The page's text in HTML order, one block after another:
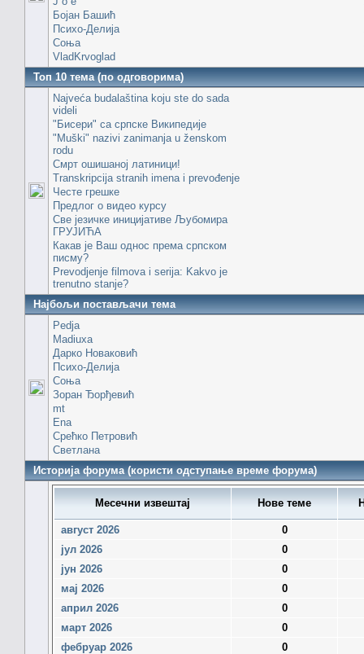
Бојан Башић
Психо-Делија
Соња
VladKrvoglad
Топ 10 тема (по одговорима)
Najveća budalaština koju ste do sada
videli
"Бисери" са српске Википедије
"Muški" nazivi zanimanja u ženskom
rodu
Смрт ошишаној латиници!
Transkripcija stranih imena i prevođenje
Честе грешке
Предлог о видео курсу
Све језичке иницијативе Љубомира
ГРУЈИЋА
Какав је Ваш однос према српском
писму?
Prevodjenje filmova i serija: Kakvo je
trenutno stanje?
Најбољи постављачи тема
Pedja
Madiuxa
Дарко Новаковић
Психо-Делија
Соња
Зоран Ђорђевић
mt
Ena
Срећко Петровић
Светлана
Историја форума (користи одступање време форума)
Месечни извештај Нове теме
август 2026
0
јул 2026
0
јун 2026
0
мај 2026
0
април 2026
0
март 2026
0
фебруар 2026
0